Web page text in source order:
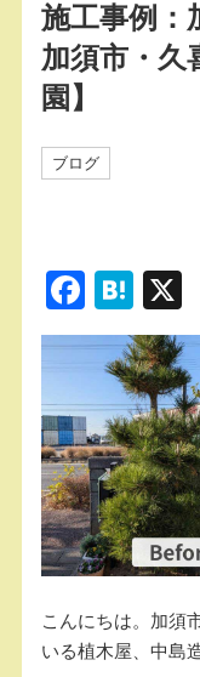
施工事例：
加須市・久
園】
ブログ
F
a
c
e
b
o
o
k
H
at
e
n
a
こんにちは。加須
いる植木屋、中島